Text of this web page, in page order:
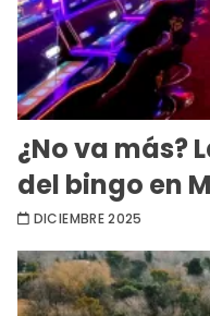
¿No va más?
del bingo en
DICIEMBRE 2025